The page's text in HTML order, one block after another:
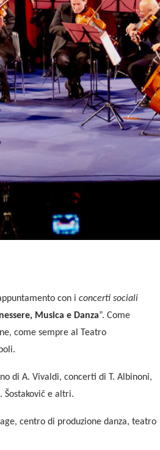
con i concerti sociali
Musica e Danza”. Come
come sempre al Teatro
di A. Vivaldi, concerti di T. Albinoni,
Šostakovič e altri.
centro di produzione danza, teatro